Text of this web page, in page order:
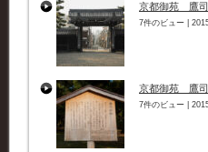
京都御苑 鷹
7件のビュー
京都御苑 鷹
7件のビュー